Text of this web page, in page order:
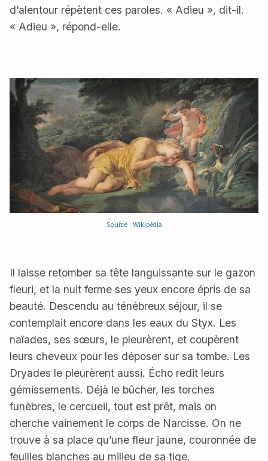
d’alentour répètent ces paroles. « Adieu », dit-il.
« Adieu », répond-elle.
Source : Wikipédia
Il laisse retomber sa tête languissante sur le gazon
fleuri, et la nuit ferme ses yeux encore épris de sa
beauté. Descendu au ténébreux séjour, il se
contemplait encore dans les eaux du Styx. Les
naïades, ses sœurs, le pleurèrent, et coupèrent
leurs cheveux pour les déposer sur sa tombe. Les
Dryades le pleurèrent aussi. Écho redit leurs
gémissements. Déjà le bûcher, les torches
funèbres, le cercueil, tout est prêt, mais on
cherche vainement le corps de Narcisse. On ne
trouve à sa place qu’une fleur jaune, couronnée de
feuilles blanches au milieu de sa tige.